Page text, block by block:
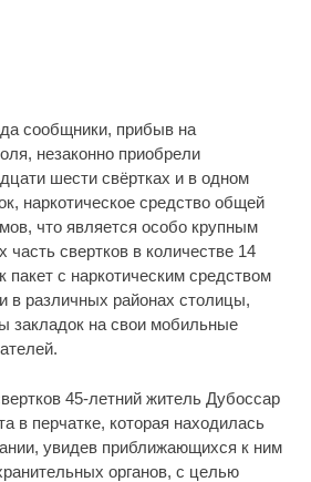
сообщники, прибыв на
незаконно приобрели
шести свёртках и в одном
наркотическое средство общей
что является особо крупным
часть свертков в количестве 14
пакет с наркотическим средством
в различных районах столицы,
закладок на свои мобильные
45-летний житель Дубоссар
в перчатке, которая находилась
увидев приближающихся к ним
органов, с целью